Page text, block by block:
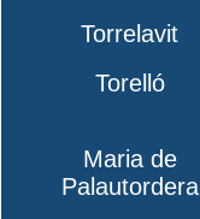
Torrelavit
Torelló
Maria de
Palautordera